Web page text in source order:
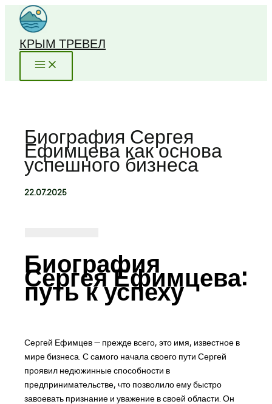
Перейти
содержимому
КРЫМ ТРЕВЕЛ
Биография Сергея
Ефимцева как основа
успешного бизнеса
22.07.2025
Биография
Сергея Ефимцева:
путь к успеху
Сергей Ефимцев — прежде всего, это имя, известное в
мире бизнеса. С самого начала своего пути Сергей
проявил недюжинные способности в
предпринимательстве, что позволило ему быстро
завоевать признание и уважение в своей области. Он